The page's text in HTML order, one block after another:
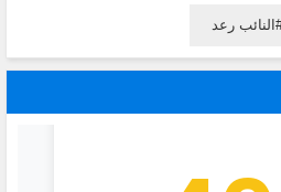
النائب رعد